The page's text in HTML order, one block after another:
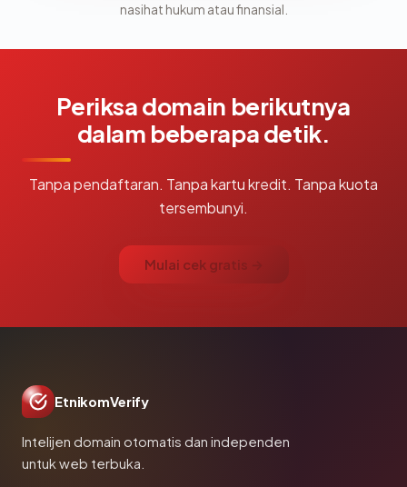
nasihat hukum atau finansial.
Periksa domain berikutnya
dalam beberapa detik.
Tanpa pendaftaran. Tanpa kartu kredit. Tanpa kuota
tersembunyi.
Mulai cek gratis →
EtnikomVerify
Intelijen domain otomatis dan independen
untuk web terbuka.